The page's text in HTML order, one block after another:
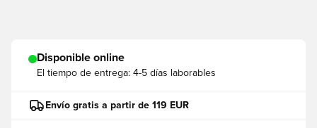
Disponible online
El tiempo de entrega: 4-5 días laborables
Envío gratis a partir de 119 EUR